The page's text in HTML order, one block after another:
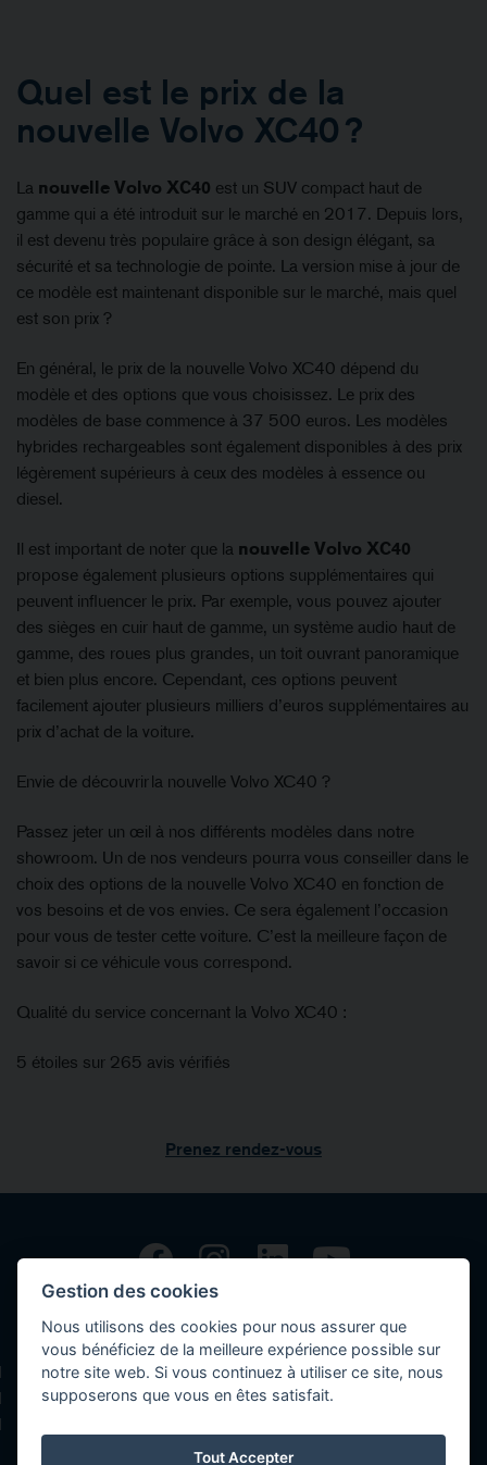
Quel est le prix de la
nouvelle Volvo XC40 ?
La nouvelle Volvo XC40 est un SUV compact haut de
gamme qui a été introduit sur le marché en 2017. Depuis lors,
il est devenu très populaire grâce à son design élégant, sa
sécurité et sa technologie de pointe. La version mise à jour de
ce modèle est maintenant disponible sur le marché, mais quel
est son prix ?
En général, le prix de la nouvelle Volvo XC40 dépend du
modèle et des options que vous choisissez. Le prix des
modèles de base commence à 37 500 euros. Les modèles
hybrides rechargeables sont également disponibles à des prix
légèrement supérieurs à ceux des modèles à essence ou
diesel.
Il est important de noter que la nouvelle Volvo XC40
propose également plusieurs options supplémentaires qui
peuvent influencer le prix. Par exemple, vous pouvez ajouter
des sièges en cuir haut de gamme, un système audio haut de
gamme, des roues plus grandes, un toit ouvrant panoramique
et bien plus encore. Cependant, ces options peuvent
facilement ajouter plusieurs milliers d’euros supplémentaires au
prix d’achat de la voiture.
Envie de découvrir la nouvelle Volvo XC40 ?
Passez jeter un œil à nos différents modèles dans notre
showroom. Un de nos vendeurs pourra vous conseiller dans le
choix des options de la nouvelle Volvo XC40 en fonction de
vos besoins et de vos envies. Ce sera également l’occasion
pour vous de tester cette voiture. C’est la meilleure façon de
savoir si ce véhicule vous correspond.
Qualité du service concernant la Volvo XC40 :
5 étoiles sur 265 avis vérifiés
Prenez rendez-vous
Contact
Déclaration de confidentialités
Politique des cookies
Gestion des cookies
Nous utilisons des cookies pour nous assurer que
vous bénéficiez de la meilleure expérience possible sur
notre site web. Si vous continuez à utiliser ce site, nous
supposerons que vous en êtes satisfait.
Tout Accepter